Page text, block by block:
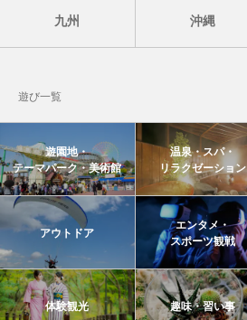
九州 沖縄
遊び一覧
遊園地・
テーマパーク・美術館
温泉・スパ・
リラクゼーション
アウトドア
エンタメ・
スポーツ観戦
体験観光 趣味・習い事